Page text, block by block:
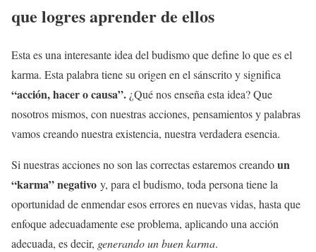
que logres aprender de ellos
Esta es una interesante idea del budismo que define lo que es el
karma. Esta palabra tiene su origen en el sánscrito y significa
“acción, hacer o causa”.¿Qué nos enseña esta idea? Que
nosotros mismos, con nuestras acciones, pensamientos y palabras
vamos creando nuestra existencia, nuestra verdadera esencia.
Si nuestras acciones no son las correctas estaremos creandoun
“karma” negativo y, para el budismo, toda persona tiene la
oportunidad de enmendar esos errores en nuevas vidas, hasta que
enfoque adecuadamente ese problema, aplicando una acción
adecuada, es decir, generando un buen karma.